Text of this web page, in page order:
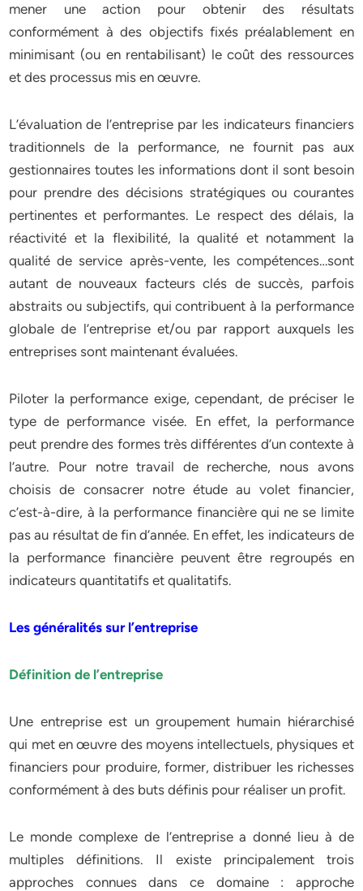
mener une action pour obtenir des résultats
conformément à des objectifs fixés préalablement en
minimisant (ou en rentabilisant) le coût des ressources
et des processus mis en œuvre.
L’évaluation de l’entreprise par les indicateurs financiers
traditionnels de la performance, ne fournit pas aux
gestionnaires toutes les informations dont il sont besoin
pour prendre des décisions stratégiques ou courantes
pertinentes et performantes. Le respect des délais, la
réactivité et la flexibilité, la qualité et notamment la
qualité de service après-vente, les compétences…sont
autant de nouveaux facteurs clés de succès, parfois
abstraits ou subjectifs, qui contribuent à la performance
globale de l’entreprise et/ou par rapport auxquels les
entreprises sont maintenant évaluées.
Piloter la performance exige, cependant, de préciser le
type de performance visée. En effet, la performance
peut prendre des formes très différentes d’un contexte à
l’autre. Pour notre travail de recherche, nous avons
choisis de consacrer notre étude au volet financier,
c’est-à-dire, à la performance financière qui ne se limite
pas au résultat de fin d’année. En effet, les indicateurs de
la performance financière peuvent être regroupés en
indicateurs quantitatifs et qualitatifs.
Les généralités sur l’entreprise
Définition de l’entreprise
Une entreprise est un groupement humain hiérarchisé
qui met en œuvre des moyens intellectuels, physiques et
financiers pour produire, former, distribuer les richesses
conformément à des buts définis pour réaliser un profit.
Le monde complexe de l’entreprise a donné lieu à de
multiples définitions. Il existe principalement trois
approches connues dans ce domaine : approche